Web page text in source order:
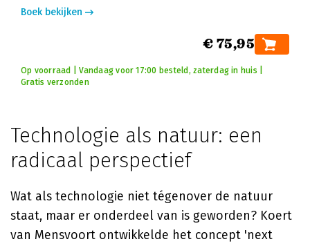
Boek bekijken
€ 75,95
Op voorraad | Vandaag voor 17:00 besteld, zaterdag in huis |
Gratis verzonden
Technologie als natuur: een
radicaal perspectief
Wat als technologie niet tégenover de natuur
staat, maar er onderdeel van is geworden? Koert
van Mensvoort ontwikkelde het concept 'next